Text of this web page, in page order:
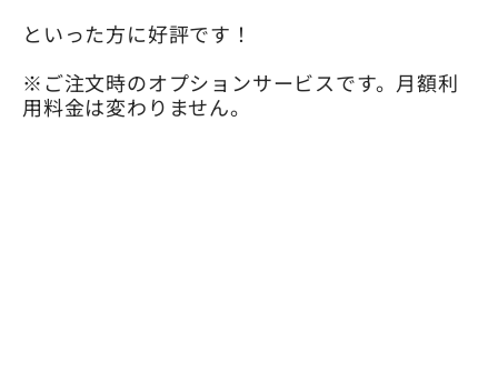
といった方に好評です！
※ご注文時のオプションサービスです。月額利
用料金は変わりません。